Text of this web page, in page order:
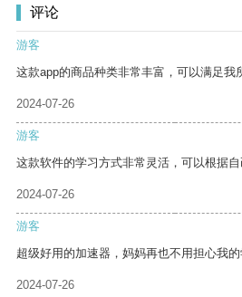
评论
游客
这款app的商品种类非常丰富，可以满足我
2024-07-26
游客
这款软件的学习方式非常灵活，可以根据自
2024-07-26
游客
超级好用的加速器，妈妈再也不用担心我的
2024-07-26